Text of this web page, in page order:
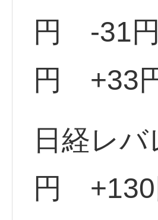
円 -31
円 +33
日経レ
円 +130